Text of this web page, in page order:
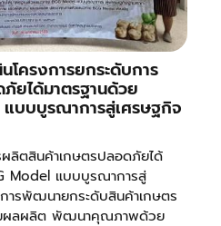
โครงการยกระดับการ
ยได้มาตรฐานด้วย
บบบูรณาการสู่เศรษฐกิจ
ผลิตสินค้าเกษตรปลอดภัยได้
Model แบบบูรณาการสู่
ารพัฒนายกระดับสินค้าเกษตร
ผลผลิต พัฒนาคุณภาพด้วย